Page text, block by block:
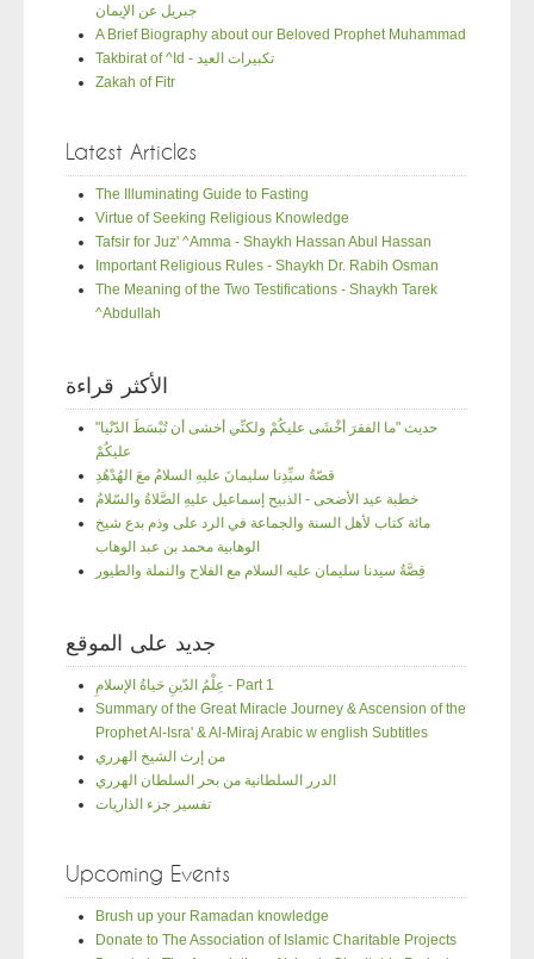
جبريل عن الإيمان
A Brief Biography about our Beloved Prophet Muhammad
Takbirat of ^Id - تكبيرات العيد
Zakah of Fitr
Latest Articles
The Illuminating Guide to Fasting
Virtue of Seeking Religious Knowledge
Tafsir for Juz' ^Amma - Shaykh Hassan Abul Hassan
Important Religious Rules - Shaykh Dr. Rabih Osman
The Meaning of the Two Testifications - Shaykh Tarek
^Abdullah
الأكثر قراءة
"حديث "ما الفقرَ أخْشَى عليكُمْ ولكنِّي أخشى أن تُبْسَطَ الدّنْيا
عليكُمْ
قصّةُ سيِّدِنا سليمانَ عليهِ السلامُ معَ الهُدْهُدِ
خطبة عيد الأضحى - الذبيح إسماعيل عليهِ الصَّلاةُ والسّلامُ
مائة كتاب لأهل السنة والجماعة في الرد على وذم بدع شيخ
الوهابية محمد بن عبد الوهاب
قِصَّةُ سيدنا سليمان عليه السلام مع الفلاح والنملة والطيور
جديد على الموقع
عِلْمُ الدّينِ حَياةُ الإسلامِ - Part 1
Summary of the Great Miracle Journey & Ascension of the
Prophet Al-Isra' & Al-Miraj Arabic w english Subtitles
من إرث الشيخ الهرري
الدرر السلطانية من بحر السلطان الهرري
تفسير جزء الذاريات
Upcoming Events
Brush up your Ramadan knowledge
Donate to The Association of Islamic Charitable Projects